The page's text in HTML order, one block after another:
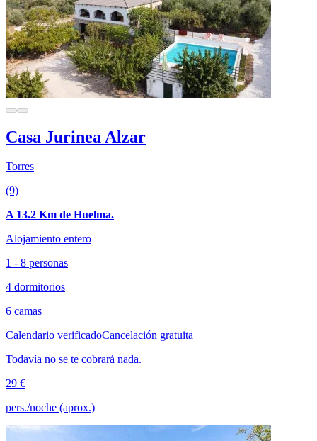
Casa Jurinea Alzar
Torres
(9)
A 13.2 Km de Huelma.
Alojamiento entero
1 - 8 personas
4 dormitorios
6 camas
Calendario verificadoCancelación gratuita
Todavía no se te cobrará nada.
29 €
pers./noche (aprox.)